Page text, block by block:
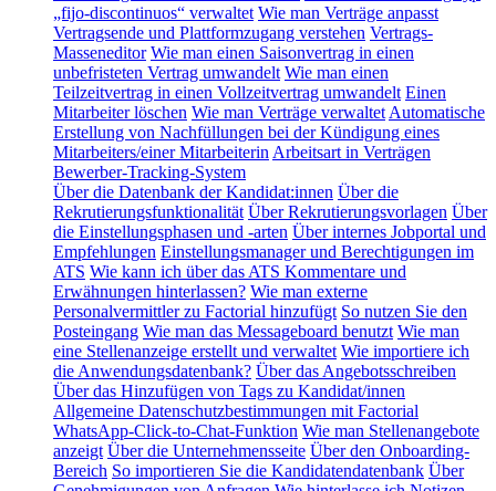
„fijo-discontinuos“ verwaltet Wie man Verträge anpasst
Vertragsende und Plattformzugang verstehen Vertrags-
Masseneditor Wie man einen Saisonvertrag in einen
unbefristeten Vertrag umwandelt Wie man einen
Teilzeitvertrag in einen Vollzeitvertrag umwandelt Einen
Mitarbeiter löschen Wie man Verträge verwaltet Automatische
Erstellung von Nachfüllungen bei der Kündigung eines
Mitarbeiters/einer Mitarbeiterin Arbeitsart in Verträgen
Bewerber-Tracking-System
Über die Datenbank der Kandidat:innen Über die
Rekrutierungsfunktionalität Über Rekrutierungsvorlagen Über
die Einstellungsphasen und -arten Über internes Jobportal und
Empfehlungen Einstellungsmanager und Berechtigungen im
ATS Wie kann ich über das ATS Kommentare und
Erwähnungen hinterlassen? Wie man externe
Personalvermittler zu Factorial hinzufügt So nutzen Sie den
Posteingang Wie man das Messageboard benutzt Wie man
eine Stellenanzeige erstellt und verwaltet Wie importiere ich
die Anwendungsdatenbank? Über das Angebotsschreiben
Über das Hinzufügen von Tags zu Kandidat/innen
Allgemeine Datenschutzbestimmungen mit Factorial
WhatsApp-Click-to-Chat-Funktion Wie man Stellenangebote
anzeigt Über die Unternehmensseite Über den Onboarding-
Bereich So importieren Sie die Kandidatendatenbank Über